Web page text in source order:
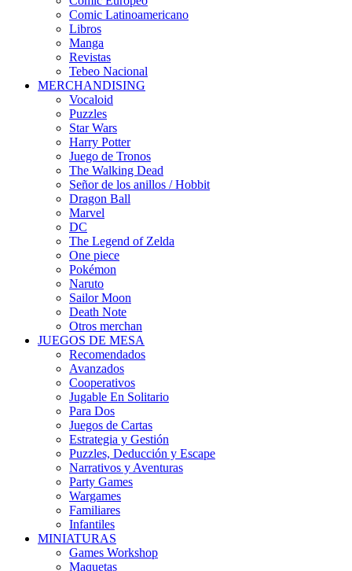
Comic Latinoamericano
Libros
Manga
Revistas
Tebeo Nacional
MERCHANDISING
Vocaloid
Puzzles
Star Wars
Harry Potter
Juego de Tronos
The Walking Dead
Señor de los anillos / Hobbit
Dragon Ball
Marvel
DC
The Legend of Zelda
One piece
Pokémon
Naruto
Sailor Moon
Death Note
Otros merchan
JUEGOS DE MESA
Recomendados
Avanzados
Cooperativos
Jugable En Solitario
Para Dos
Juegos de Cartas
Estrategia y Gestión
Puzzles, Deducción y Escape
Narrativos y Aventuras
Party Games
Wargames
Familiares
Infantiles
MINIATURAS
Games Workshop
Maquetas